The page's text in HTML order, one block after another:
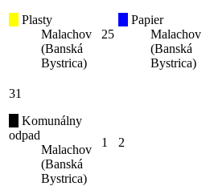
Plasty
Malachov
(Banská
Bystrica)
25
Papier
Malachov
(Banská
Bystrica)
31
Komunálny
odpad
Malachov
(Banská
Bystrica)
1 2